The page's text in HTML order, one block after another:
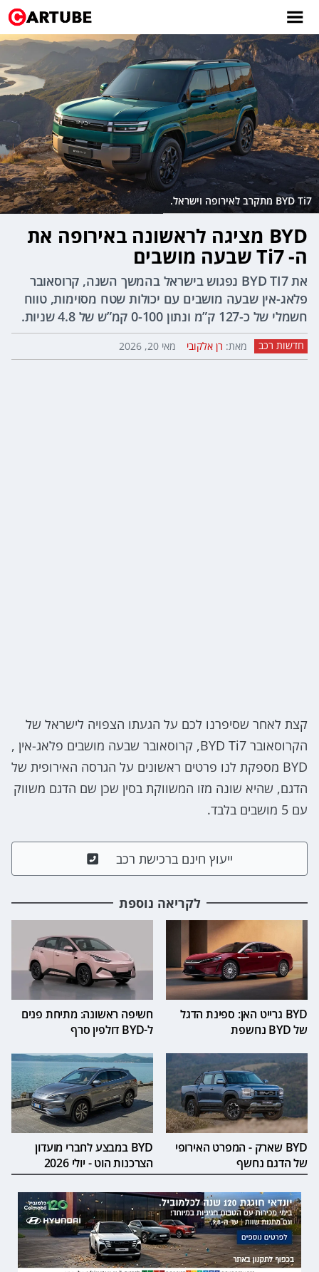
BYD Ti7 מתקרב לאירופה וישראל.
BYD מציגה לראשונה באירופה את
ה- Ti7 שבעה מושבים
את BYD TI7 נפגוש בישראל בהמשך השנה, קרוסאובר
פלאג-אין שבעה מושבים עם יכולות שטח מסוימות, טווח
חשמלי של כ-127 ק”מ ונתון 0-100 קמ”ש של 4.8 שניות.
חדשות רכב מאת: רן אלקובי מאי 20, 2026
קצת לאחר שסיפרנו לכם על הגעתו הצפויה לישראל של
הקרוסאובר BYD Ti7, קרוסאובר שבעה מושבים פלאג-אין ,
BYD מספקת לנו פרטים ראשונים על הגרסה האירופית של
הדגם, שהיא שונה מזו המשווקת בסין שכן שם הדגם משווק
עם 5 מושבים בלבד.
ייעוץ חינם ברכישת רכב
לקריאה נוספת
BYD גרייט האן: ספינת הדגל
של BYD נחשפת
חשיפה ראשונה: מתיחת פנים
ל-BYD דולפין סרף
BYD שארק - המפרט האירופי
של הדגם נחשף
BYD במבצע לחברי מועדון
הצרכנות הוט - יולי 2026